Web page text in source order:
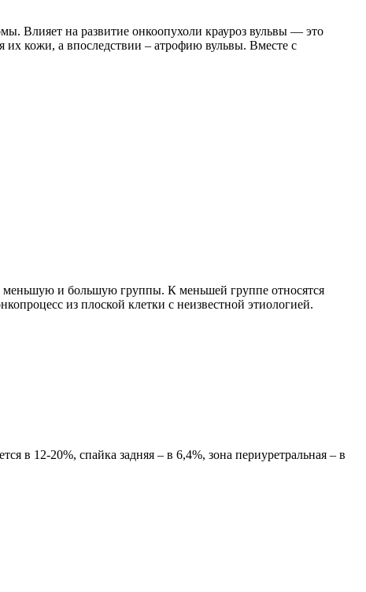
Влияет на развитие онкоопухоли крауроз вульвы — это
кожи, а впоследствии – атрофию вульвы. Вместе с
меньшую и большую группы. К меньшей группе относятся
из плоской клетки с неизвестной этиологией.
в 12-20%, спайка задняя – в 6,4%, зона периуретральная – в